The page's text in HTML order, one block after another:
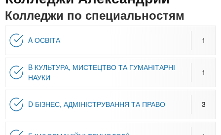
ю
n
t
s
.
i
х
з
е
д
е
и
За рубежом
Колледжи по специальностям
A ОСВІТА 1
B КУЛЬТУРА, МИСТЕЦТВО ТА ГУМАНІТАРНІ
НАУКИ
1
D БІЗНЕС, АДМІНІСТРУВАННЯ ТА ПРАВО 3